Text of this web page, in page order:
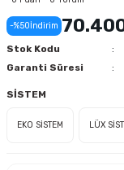
-%50İndirim
Stok Kodu
Garanti Süresi
SİSTEM
EKO SİSTEM LÜX